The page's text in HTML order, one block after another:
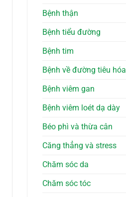
Bệnh thận
Bệnh tiểu đường
Bệnh tim
Bệnh về đường tiêu hóa
Bệnh viêm gan
Bệnh viêm loét dạ dày
Béo phì và thừa cân
Căng thẳng và stress
Chăm sóc da
Chăm sóc tóc